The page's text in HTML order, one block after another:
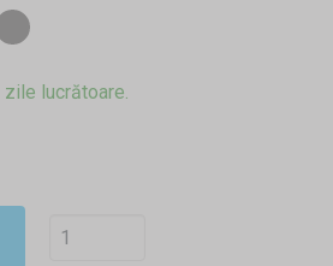
lucrătoare.